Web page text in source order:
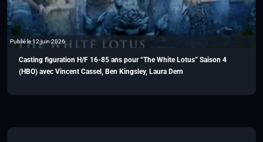
Publié le 12 juin 2026
Casting figuration H/F 16-85 ans pour “The White Lotus” Saison 4
(HBO) avec Vincent Cassel, Ben Kingsley, Laura Dern